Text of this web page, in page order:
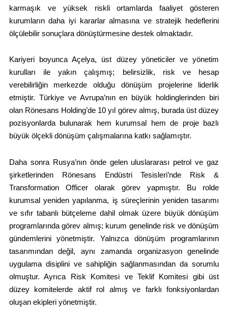
karmaşık ve yüksek riskli ortamlarda faaliyet gösteren
kurumların daha iyi kararlar almasına ve stratejik hedeflerini
ölçülebilir sonuçlara dönüştürmesine destek olmaktadır.
Kariyeri boyunca Açelya, üst düzey yöneticiler ve yönetim
kurulları ile yakın çalışmış; belirsizlik, risk ve hesap
verebilirliğin merkezde olduğu dönüşüm projelerine liderlik
etmiştir. Türkiye ve Avrupa’nın en büyük holdinglerinden biri
olan Rönesans Holding’de 10 yıl görev almış, burada üst düzey
pozisyonlarda bulunarak hem kurumsal hem de proje bazlı
büyük ölçekli dönüşüm çalışmalarına katkı sağlamıştır.
Daha sonra Rusya’nın önde gelen uluslararası petrol ve gaz
şirketlerinden Rönesans Endüstri Tesisleri’nde Risk &
Transformation Officer olarak görev yapmıştır. Bu rolde
kurumsal yeniden yapılanma, iş süreçlerinin yeniden tasarımı
ve sıfır tabanlı bütçeleme dahil olmak üzere büyük dönüşüm
programlarında görev almış; kurum genelinde risk ve dönüşüm
gündemlerini yönetmiştir. Yalnızca dönüşüm programlarının
tasarımından değil, aynı zamanda organizasyon genelinde
uygulama disiplini ve sahipliğin sağlanmasından da sorumlu
olmuştur. Ayrıca Risk Komitesi ve Teklif Komitesi gibi üst
düzey komitelerde aktif rol almış ve farklı fonksiyonlardan
oluşan ekipleri yönetmiştir.